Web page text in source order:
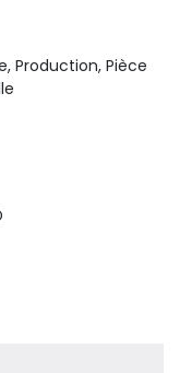
Production, Pièce